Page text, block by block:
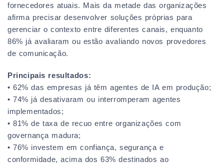
fornecedores atuais. Mais da metade das organizações
afirma precisar desenvolver soluções próprias para
gerenciar o contexto entre diferentes canais, enquanto
86% já avaliaram ou estão avaliando novos provedores
de comunicação.
Principais resultados:
• 62% das empresas já têm agentes de IA em produção;
• 74% já desativaram ou interromperam agentes
implementados;
• 81% de taxa de recuo entre organizações com
governança madura;
• 76% investem em confiança, segurança e
conformidade, acima dos 63% destinados ao